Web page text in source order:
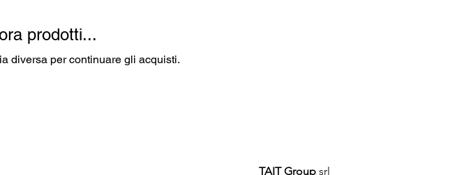
prodotti...
diversa per continuare gli acquisti.
TAIT Group srl